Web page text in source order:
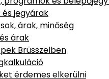
jegyárak
árak, minőség
árak
Brüsszelben
érdemes elkerülni